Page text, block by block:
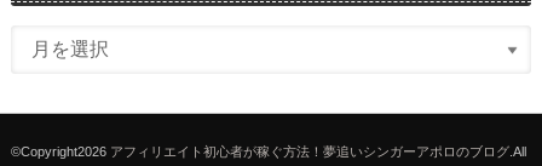
©Copyright2026 アフィリエイト初心者が稼ぐ方法！夢追いシンガーアポロのブログ.All